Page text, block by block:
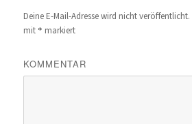
Deine E-Mail-Adresse wird nicht veröffentlicht.
mit * markiert
KOMMENTAR